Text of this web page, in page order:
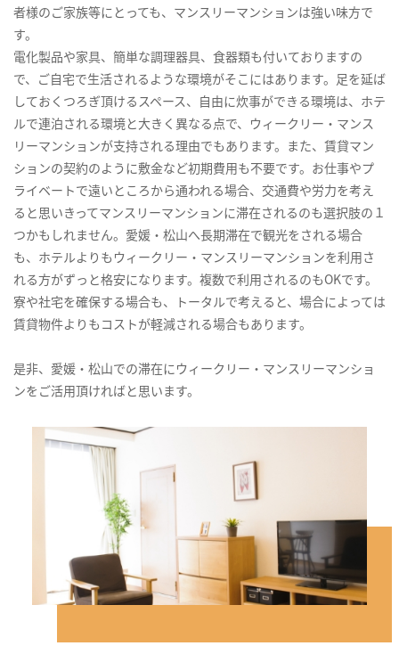
者様のご家族等にとっても、マンスリーマンションは強い味方で
す。
電化製品や家具、簡単な調理器具、食器類も付いておりますの
で、ご自宅で生活されるような環境がそこにはあります。足を延ば
しておくつろぎ頂けるスペース、自由に炊事ができる環境は、ホテ
ルで連泊される環境と大きく異なる点で、ウィークリー・マンス
リーマンションが支持される理由でもあります。また、賃貸マン
ションの契約のように敷金など初期費用も不要です。お仕事やプ
ライベートで遠いところから通われる場合、交通費や労力を考え
ると思いきってマンスリーマンションに滞在されるのも選択肢の１
つかもしれません。愛媛・松山へ長期滞在で観光をされる場合
も、ホテルよりもウィークリー・マンスリーマンションを利用さ
れる方がずっと格安になります。複数で利用されるのもOKです。
寮や社宅を確保する場合も、トータルで考えると、場合によっては
賃貸物件よりもコストが軽減される場合もあります。
是非、愛媛・松山での滞在にウィークリー・マンスリーマンショ
ンをご活用頂ければと思います。